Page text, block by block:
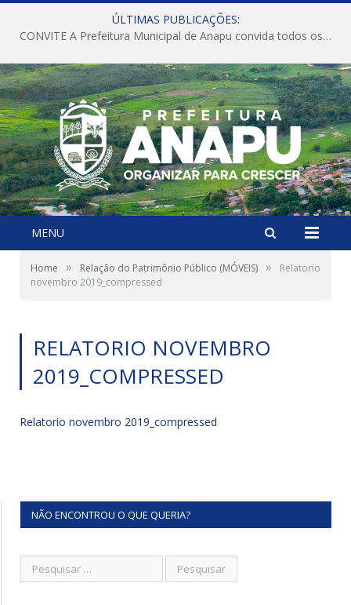
ÚLTIMAS PUBLICAÇÕES:
CONVITE A Prefeitura Municipal de Anapu convida todos os servidores públicos municipais para participarem da Audiência Pública de discussão da Lei de Diretrizes Orçamentárias (LDO), importante instrumento de planejamento das ações e investimentos da Administração Pública para o próximo exercício financeiro.
MENU
Home » Relação do Patrimônio Público (MÓVEIS) »
Relatorio
novembro 2019_compressed
RELATORIO NOVEMBRO
2019_COMPRESSED
Relatorio novembro 2019_compressed
NÃO ENCONTROU O QUE QUERIA?